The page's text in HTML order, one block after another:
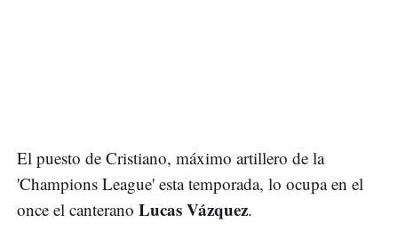
El puesto de Cristiano, máximo artillero de la
'Champions League' esta temporada, lo ocupa en el
once el canterano Lucas Vázquez.